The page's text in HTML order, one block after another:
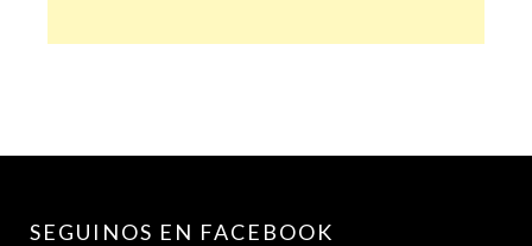
SEGUINOS EN FACEBOOK